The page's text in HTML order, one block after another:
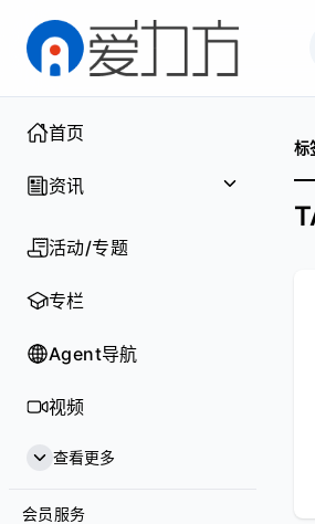
首页
资讯
聚焦
行业
企业
供应链
新技术
智能
活动/专题
专栏
Agent导航
视频
查看更多
会员服务
标